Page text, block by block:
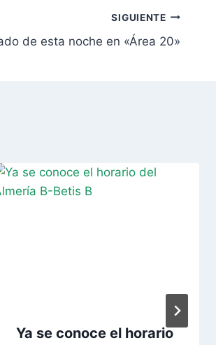
SIGUIENTE
de esta noche en «Área 20»
Ya se conoce el horario